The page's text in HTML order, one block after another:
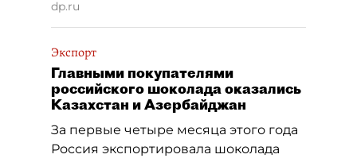
dp.ru
Экспорт
Главными покупателями
российского шоколада оказались
Казахстан и Азербайджан
За первые четыре месяца этого года
Россия экспортировала шоколада